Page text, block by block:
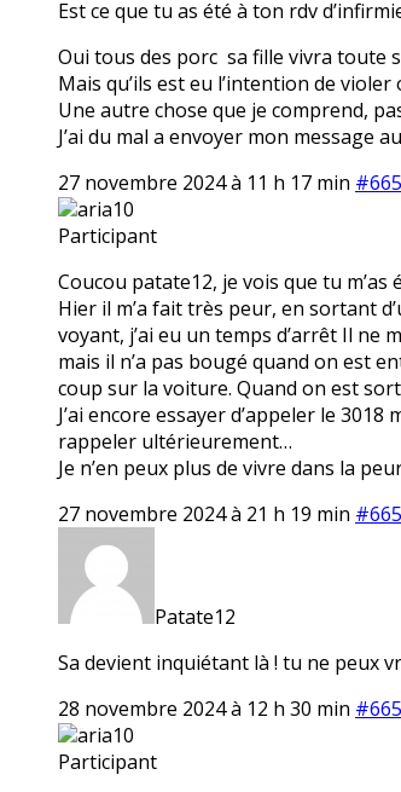
Est ce que tu as été à ton rdv
Oui tous des porc sa fille vivra toute
Mais qu’ils est eu l’intention de
Une autre chose que je comprend,
J’ai du mal a envoyer mon message
27 novembre 2024 à 11 h 17 min
aria10
Participant
Coucou patate12, je vois que tu
Hier il m’a fait très peur, en sortant
voyant, j’ai eu un temps d’arrêt Il ne
mais il n’a pas bougé quand on est
coup sur la voiture. Quand on est
J’ai encore essayer d’appeler le
rappeler ultérieurement…
Je n’en peux plus de vivre dans la
27 novembre 2024 à 21 h 19 min
Patate12
Sa devient inquiétant là ! tu ne peux
28 novembre 2024 à 12 h 30 min
aria10
Participant